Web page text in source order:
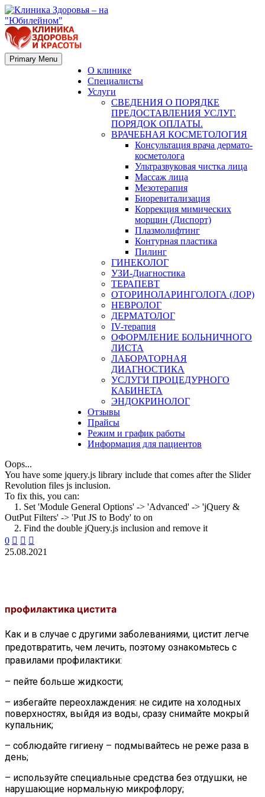
Primary Menu
О клинике
Специалисты
Услуги
СВЕДЕНИЯ О ПОРЯДКЕ
ПРЕДОСТАВЛЕНИЯ УСЛУГ.
ПОРЯДОК ОПЛАТЫ.
ВРАЧЕБНАЯ КОСМЕТОЛОГИЯ
Консультация врача дермато-
косметолога
Ультразвуковая чистка лица
Массаж лица
Мезотерапия
Биоревитализация
Коррекция мимических
морщин (Диспорт)
Плазмолифтинг
Контурная пластика
Пилинг
ГИНЕКОЛОГ
УЗИ-Диагностика
ТЕРАПЕВТ
ОТОРИНОЛАРИНГОЛОГА (ЛОР)
НЕВРОЛОГ
ДЕРМАТОЛОГ
IV-терапия
ОФОРМЛЕНИЕ БОЛЬНИЧНОГО
ЛИСТА
ЛАБОРАТОРНАЯ
ДИАГНОСТИКА
УСЛУГИ ПРОЦЕДУРНОГО
КАБИНЕТА
ЭНДОКРИНОЛОГ
Отзывы
Прайсы
Режим и график работы
Информация для пациентов
Oops...
You have some jquery.js library include that comes after the Slider
Revolution files js inclusion.
To fix this, you can:
1. Set 'Module General Options' -> 'Advanced' -> 'jQuery &
OutPut Filters' -> 'Put JS to Body' to on
2. Find the double jQuery.js inclusion and remove it
0   
25.08.2021
профилактика цистита
Как и в случае с другими заболеваниями, цистит легче
предотвратить, чем лечить, поэтому ознакомьтесь с
правилами профилактики:
– пейте больше жидкости;
– избегайте переохлаждения: не сидите на холодных
поверхностях, выйдя из воды, сразу снимайте мокрый
купальник;
– соблюдайте гигиену – подмывайтесь не реже раза в
день;
– используйте специальные средства без отдушки, не
нарушающие нормальную микрофлору;